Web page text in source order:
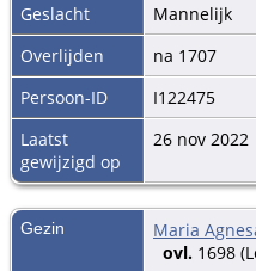
Geslacht
Mannelijk
Overlijden
na 1707
Persoon-ID
I122475
Laatst
gewijzigd op
26 nov 2022
Gezin Maria
ovl. 1698